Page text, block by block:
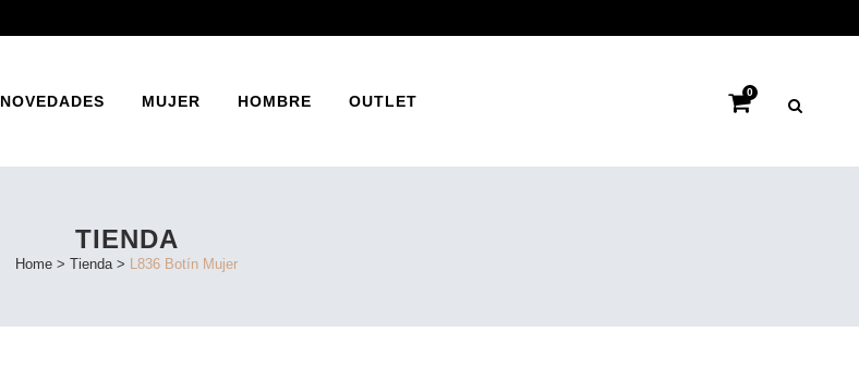
0
NOVEDADES MUJER
BAILARINA
HOMBRE OUTLET
TIENDA
Home > Tienda> L836 Botín Mujer